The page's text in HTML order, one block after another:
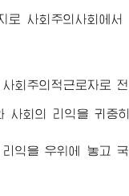
사회주의사회에
회주의적근로자로
회의 리익을 귀중
익을 우위에 놓고